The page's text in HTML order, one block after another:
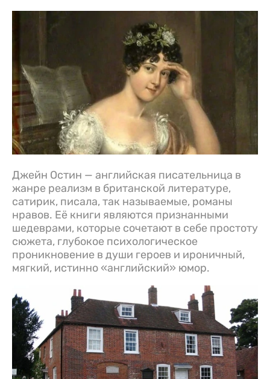
Джейн Остин — английская писательница в
жанре реализм в британской литературе,
сатирик, писала, так называемые, романы
нравов. Её книги являются признанными
шедеврами, которые сочетают в себе простоту
сюжета, глубокое психологическое
проникновение в души героев и ироничный,
мягкий, истинно «английский» юмор.